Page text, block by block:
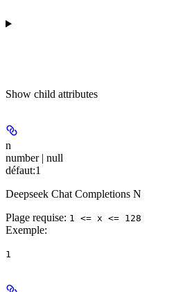
Show child attributes
n
number | null
défaut:1
Deepseek Chat Completions N
Plage requise: 1 <= x <= 128
Exemple:
1